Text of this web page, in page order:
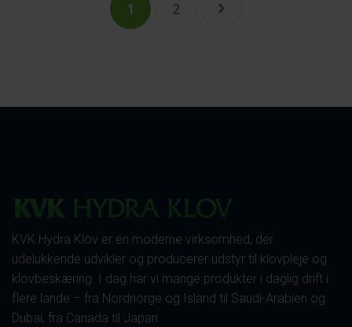
1 2
KVK Hydra Klov er en moderne virksomhed, der
udelukkende udvikler og producerer udstyr til klovpleje og
klovbeskæring. I dag har vi mange produkter i daglig drift i
flere lande – fra Nordnorge og Island til Saudi-Arabien og
Dubai, fra Canada til Japan.